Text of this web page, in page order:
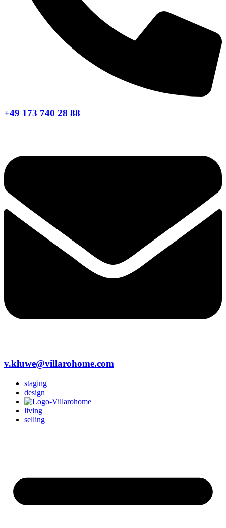
+49 173 740 28 88
v.kluwe@villarohome.com
staging
design
living
selling